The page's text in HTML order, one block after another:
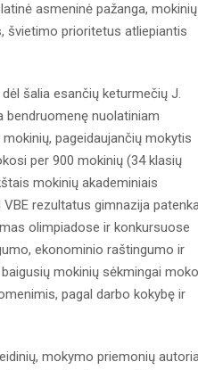
asmeninė pažanga, mokinių
švietimo prioritetus atliepiantis
šalia esančių keturmečių J.
bendruomenę nuolatiniam
pageidaujančių mokytis
per 900 mokinių (34 klasių
mokinių akademiniais
rezultatus gimnazija
olimpiadose ir konkursuose
ekonominio raštingumo ir
mokinių sėkmingai
pagal darbo kokybę ir
mokymo priemonių